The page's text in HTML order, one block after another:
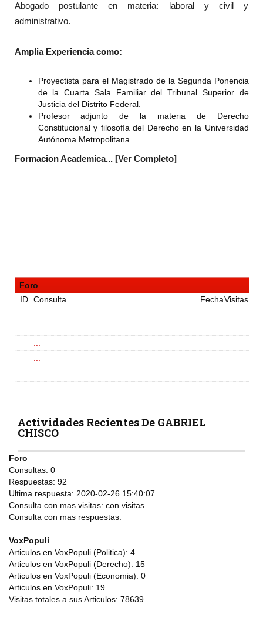
Abogado postulante en materia: laboral y civil y
administrativo.
Amplia Experiencia como:
Proyectista para el Magistrado de la Segunda Ponencia
de la Cuarta Sala Familiar del Tribunal Superior de
Justicia del Distrito Federal.
Profesor adjunto de la materia de Derecho
Constitucional y filosofía del Derecho en la Universidad
Autónoma Metropolitana
Formacion Academica... [Ver Completo]
Foro
ID Consulta FechaVisitas
Actividades Recientes De GABRIEL
CHISCO
Foro
Consultas: 0
Respuestas: 92
Ultima respuesta: 2020-02-26 15:40:07
Consulta con mas visitas: con visitas
Consulta con mas respuestas:
VoxPopuli
Articulos en VoxPopuli (Politica): 4
Articulos en VoxPopuli (Derecho): 15
Articulos en VoxPopuli (Economia): 0
Articulos en VoxPopuli: 19
Visitas totales a sus Articulos: 78639